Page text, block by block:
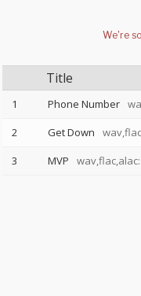
Title
1 Phone Number
2
Get Down
3
MVP